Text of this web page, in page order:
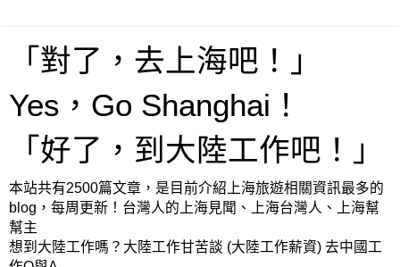
「對了，去上海吧！」
Yes，Go Shanghai！
「好了，到大陸工作吧！」
本站共有2500篇文章，是目前介紹上海旅遊相關資訊最多的
blog，每周更新！台灣人的上海見聞、上海台灣人、上海幫
幫主
想到大陸工作嗎？大陸工作甘苦談 (大陸工作薪資) 去中國工